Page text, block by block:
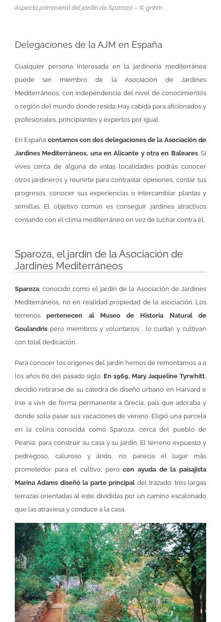
Aspecto primaveral del jardín de Sparoza – © gnhm
Delegaciones de la AJM en España
Cualquier persona interesada en la jardinería mediterránea
puede ser miembro de la Asociación de Jardines
Mediterráneos, con independencia del nivel de conocimientos
o región del mundo donde resida. Hay cabida para aficionados y
profesionales, principiantes y expertos por igual.
En España contamos con dos delegaciones de la Asociación de
Jardines Mediterráneos, una en Alicante y otra en Baleares. Si
vives cerca de alguna de estas localidades podrás conocer
otros jardineros y reunirte para contrastar opiniones, contar tus
progresos, conocer sus experiencias o intercambiar plantas y
semillas. El objetivo común es conseguir jardines atractivos
contando con el clima mediterráneo en vez de luchar contra él.
Sparoza, el jardín de la Asociación de
Jardines Mediterráneos
Sparoza, conocido como el jardín de la Asociación de Jardines
Mediterráneos, no en realidad propiedad de la asociación. Los
terrenos pertenecen al Museo de Historia Natural de
Goulandris pero miembros y voluntarios , lo cuidan y cultivan
con total dedicación.
Para conocer los orígenes del jardín hemos de remontarnos a a
los años 60 del pasado siglo. En 1969, Mary Jaqueline Tyrwhitt
decidió retirarse de su cátedra de diseño urbano en Harvard e
irse a vivir de forma permanente a Grecia, país que adoraba y
donde solía pasar sus vacaciones de verano. Eligió una parcela
en la colina conocida como Sparoza, cerca del pueblo de
Peania, para construir su casa y su jardín. El terreno expuesto y
pedregoso, caluroso y árido, no parecía el lugar más
prometedor para el cultivo, perocon ayuda de la paisajista
Marina Adams diseñó la parte principal del trazado: tres largas
terrazas orientadas al este divididas por un camino escalonado
que las atraviesa y conduce a la casa.